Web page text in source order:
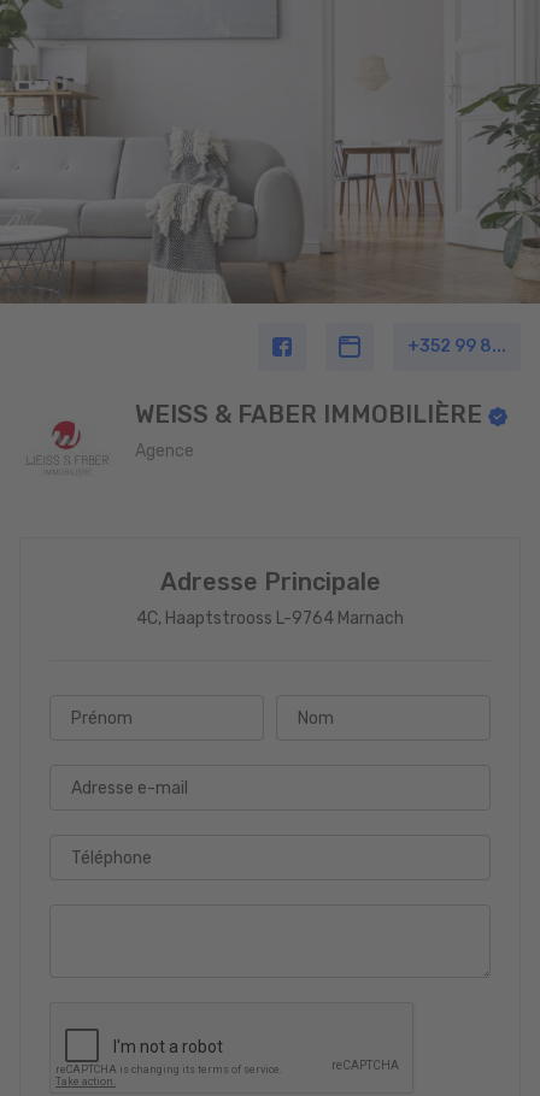
+352 99 8...
WEISS & FABER IMMOBILIÈRE
Agence
Adresse Principale
4C, Haaptstrooss L-9764 Marnach
Prénom Nom
Adresse e-mail
Téléphone